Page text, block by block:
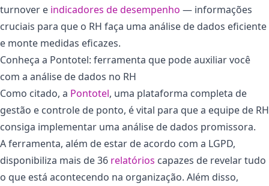
turnover e indicadores de desempenho — informações
cruciais para que o RH faça uma análise de dados eficiente
e monte medidas eficazes.
Conheça a Pontotel: ferramenta que pode auxiliar você
com a análise de dados no RH
Como citado, a Pontotel, uma plataforma completa de
gestão e controle de ponto, é vital para que a equipe de RH
consiga implementar uma análise de dados promissora.
A ferramenta, além de estar de acordo com a LGPD,
disponibiliza mais de 36 relatórios capazes de revelar tudo
o que está acontecendo na organização. Além disso,